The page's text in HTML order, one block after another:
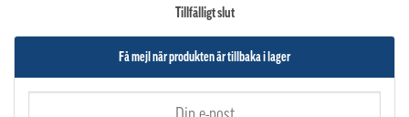
Tillfälligt slut
Få mejl när produkten är tillbaka i lager